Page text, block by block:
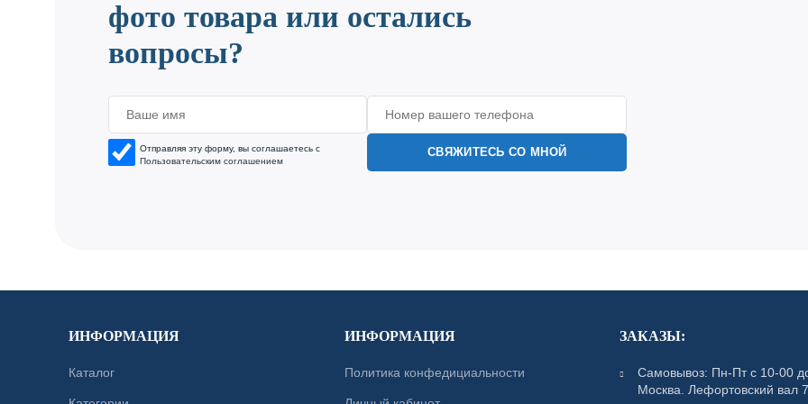
фото товара или остались
вопросы?
Отправляя эту форму, вы соглашаетесь с
Пользовательским соглашением
ИНФОРМАЦИЯ
Каталог
ИНФОРМАЦИЯ
Политика конфедициальности
ЗАКАЗЫ:
Самовывоз: Пн-Пт с 10-00
Москва. Лефортовский вал